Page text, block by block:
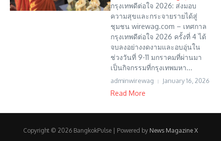
กรุงเทพดีต่อใจ 2026: ส่งมอบ
ความสุขและกระจายรายได้สู่
ชุมชน wirewag.com – เทศกาล
กรุงเทพดีต่อใจ 2026 ครั้งที่ 4 ได้
จบลงอย่างงดงามและอบอุ่นใน
ช่วงวันที่ 9-11 มกราคมที่ผ่านมา
เป็นกิจกรรมที่กรุงเทพมหา...
adminwirewag January 16, 2026
Read More
Copyright © 2026 BangkokPulse | Powered by News Magazine X